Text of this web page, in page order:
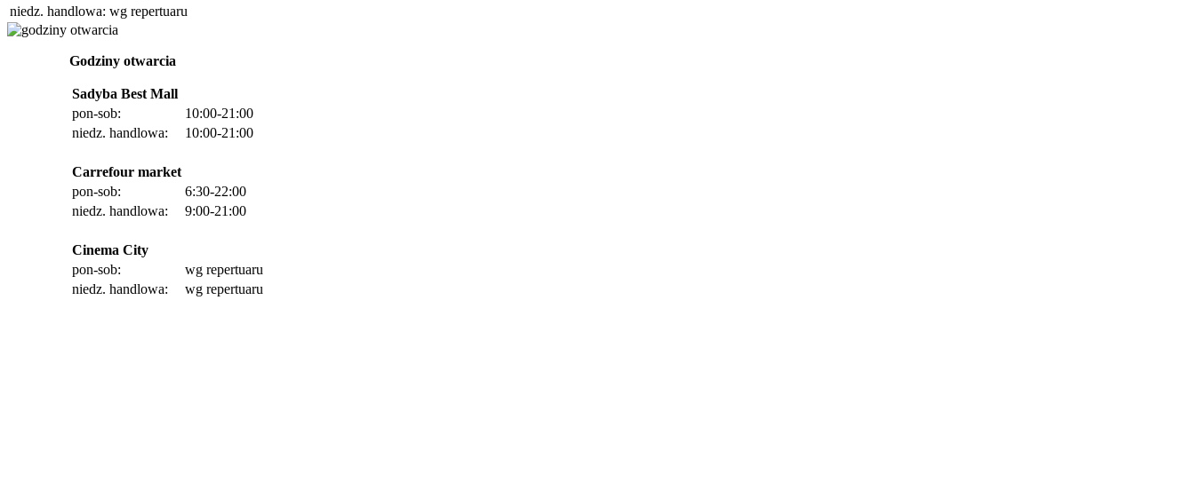
niedz. handlowa: wg repertuaru
Godziny otwarcia
Sadyba Best Mall
pon-sob:
10:00-21:00
niedz. handlowa:
10:00-21:00
Carrefour market
pon-sob:
6:30-22:00
niedz. handlowa:
9:00-21:00
Cinema City
pon-sob:
wg repertuaru
niedz. handlowa:
wg repertuaru